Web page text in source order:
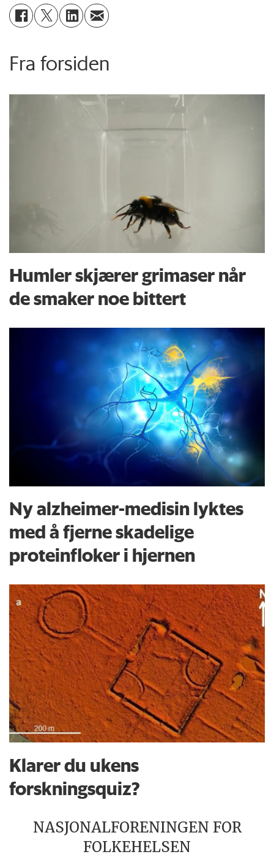
Fra forsiden
Humler skjærer grimaser når
de smaker noe bittert
Ny alzheimer-medisin lyktes
med å fjerne skadelige
proteinfloker i hjernen
Klarer du ukens
forskningsquiz?
NASJONALFORENINGEN FOR
FOLKEHELSEN